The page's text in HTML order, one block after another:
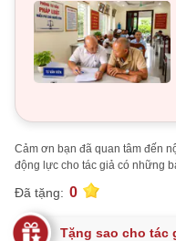
Cảm ơn bạn đã quan tâm đến
động lực cho tác giả có những
Đã tặng: 0
Tặng sao cho tác